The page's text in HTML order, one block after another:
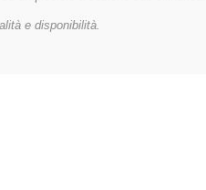
e disponibilità.